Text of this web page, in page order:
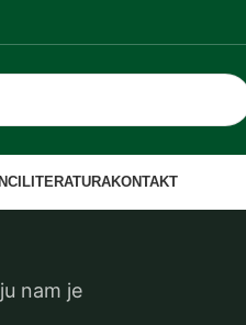
LITERATURAKONTAKT
nam je